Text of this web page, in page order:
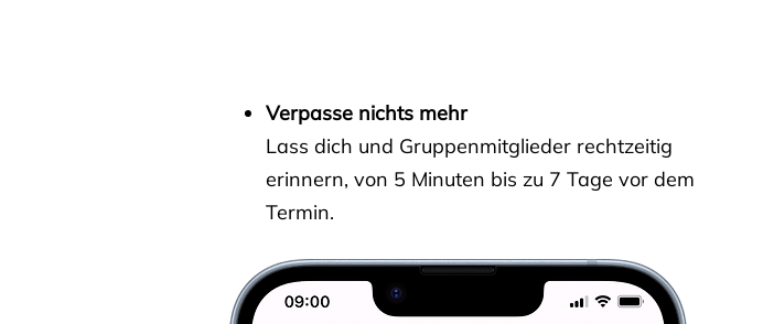
Verpasse nichts mehr
Lass dich und Gruppenmitglieder rechtzeitig
erinnern, von 5 Minuten bis zu 7 Tage vor dem
Termin.